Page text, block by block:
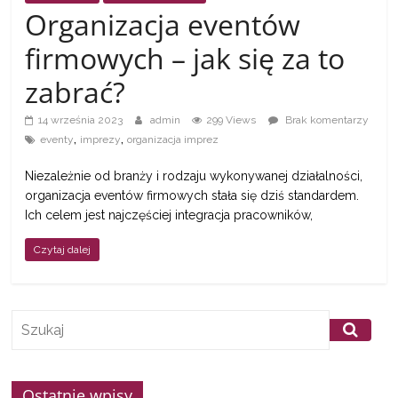
a
także
ciekawe
informacje
W
Organizacja eventów
firmowych – jak się za to
zabrać?
14 września 2023 admin 299 Views
Brak komentarzy
eventy, imprezy,organizacja imprez
Niezależnie od branży i rodzaju wykonywanej działalności,
organizacja eventów firmowych stała się dziś standardem.
Ich celem jest najczęściej integracja pracowników,
Czytaj dalej